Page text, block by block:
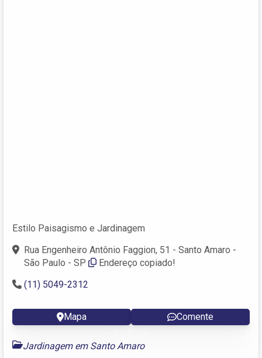
Estilo Paisagismo e Jardinagem
Rua Engenheiro Antônio Faggion, 51 - Santo Amaro -
São Paulo - SP
Endereço copiado!
(11) 5049-2312
Mapa Comente
Jardinagem em Santo Amaro